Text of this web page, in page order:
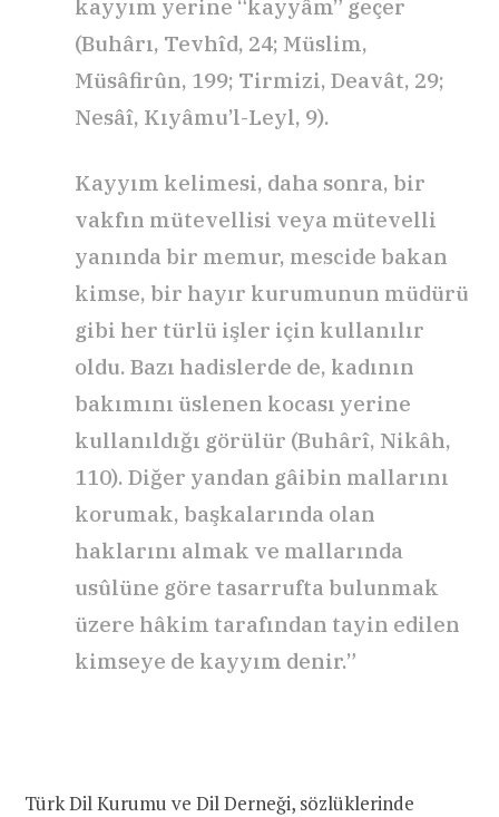
kayyım yerine “kayyâm” geçer
(Buhârı, Tevhîd, 24; Müslim,
Müsâfirûn, 199; Tirmizi, Deavât, 29;
Nesâî, Kıyâmu’l-Leyl, 9).
Kayyım kelimesi, daha sonra, bir
vakfın mütevellisi veya mütevelli
yanında bir memur, mescide bakan
kimse, bir hayır kurumunun müdürü
gibi her türlü işler için kullanılır
oldu. Bazı hadislerde de, kadının
bakımını üslenen kocası yerine
kullanıldığı görülür (Buhârî, Nikâh,
110). Diğer yandan gâibin mallarını
korumak, başkalarında olan
haklarını almak ve mallarında
usûlüne göre tasarrufta bulunmak
üzere hâkim tarafından tayin edilen
kimseye de kayyım denir.”
Türk Dil Kurumu ve Dil Derneği, sözlüklerinde